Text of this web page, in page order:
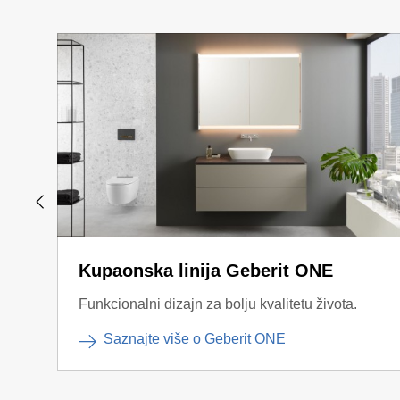
Kupaonska linija Geberit ONE
Funkcionalni dizajn za bolju kvalitetu života.
Saznajte više o Geberit ONE